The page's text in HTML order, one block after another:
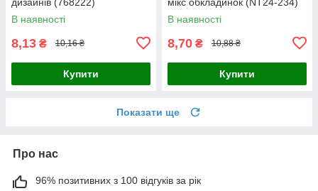
В наявності
8,13 ₴ 10,16 ₴
Купити
В наявності
8,70 ₴ 10,88 ₴
Купити
Показати ще
Про нас
96% позитивних з 100 відгуків за рік